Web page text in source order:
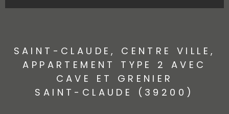
SAINT-CLAUDE, CENTRE VILLE,
APPARTEMENT TYPE 2 AVEC
CAVE ET GRENIER
SAINT-CLAUDE (39200)